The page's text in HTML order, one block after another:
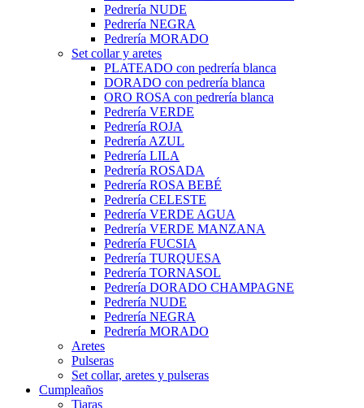
Pedrería NUDE
Pedrería NEGRA
Pedrería MORADO
Set collar y aretes
PLATEADO con pedrería blanca
DORADO con pedrería blanca
ORO ROSA con pedrería blanca
Pedrería VERDE
Pedrería ROJA
Pedrería AZUL
Pedrería LILA
Pedrería ROSADA
Pedrería ROSA BEBÉ
Pedrería CELESTE
Pedrería VERDE AGUA
Pedrería VERDE MANZANA
Pedrería FUCSIA
Pedrería TURQUESA
Pedrería TORNASOL
Pedrería DORADO CHAMPAGNE
Pedrería NUDE
Pedrería NEGRA
Pedrería MORADO
Aretes
Pulseras
Set collar, aretes y pulseras
Cumpleaños
Tiaras